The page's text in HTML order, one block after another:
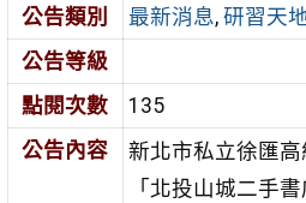
公告類別
最新消息, 研習天
公告等級
點閱次數
135
公告內容
新北市私立徐匯
「北投山城二手